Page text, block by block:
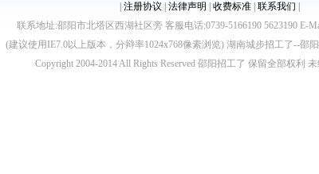
注册协议 法律声明 收费标准 联系我们
联系地址:邵阳市北塔区西湖社区旁 客服电话:0739-5166190 5623190 E-
(建议使用IE7.0以上版本，分辩率1024x768像素浏览) 湖南城步招工了--邵
Copyright 2004-2014 All Rights Reserved 邵阳招工了 保留全部权利